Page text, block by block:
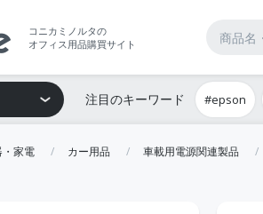
コニカミノルタの
オフィス用品購買サイト
注目のキーワード #epson
・家電 カー用品 車載用電源関連製品